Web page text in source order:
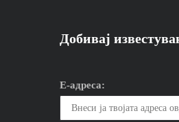
Добивај
Е-адреса: